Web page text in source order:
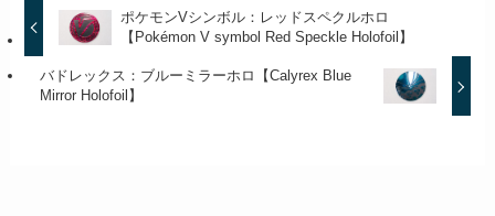
ポケモンVシンボル：レッドスペクルホロ
【Pokémon V symbol Red Speckle Holofoil】
バドレックス：ブルーミラーホロ【Calyrex Blue
Mirror Holofoil】